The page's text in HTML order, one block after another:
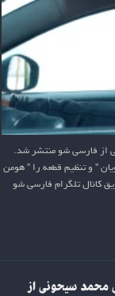
از فارسی شو منتشر شد.
” و تنظیم قطعه را ” هومن
کانال تلگرام فارسی شو
محمد سیحونی از